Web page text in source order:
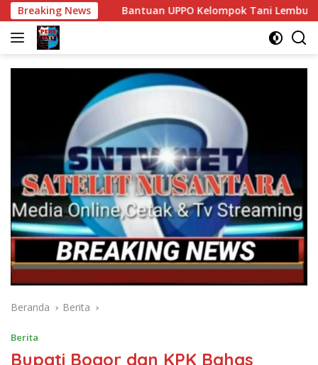
Langsung
ke
konten
Breaking News
Bantuan UPPO Kelompok Tani Lembu Seto Diduga
Beranda Berita
Berita
Bupati Bogor dan KPK Bahas